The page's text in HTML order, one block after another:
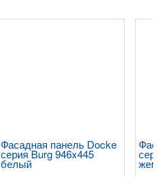
Фасадная панель Docke
серия Burg 946x445
белый